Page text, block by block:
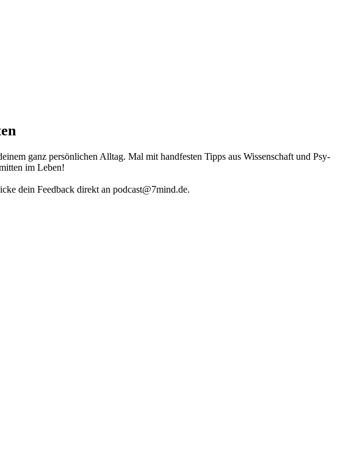
ganz per­sön­li­chen Alltag. Mal mit hand­fes­ten Tipps aus Wis­sen­schaft und Psy­
im Leben!
dein Feed­back direkt an podcast@​7​mind.​de.